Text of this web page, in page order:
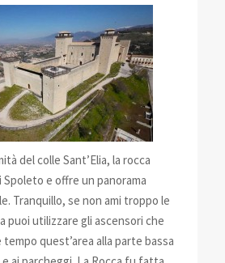
del colle Sant’Elia, la rocca
e offre un panorama
Tranquillo, se non ami troppo le
puoi utilizzare gli ascensori che
quest’area alla parte bassa